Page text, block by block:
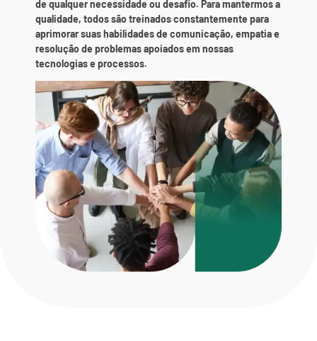
de qualquer necessidade ou desafio. Para mantermos a
qualidade, todos são treinados constantemente para
aprimorar suas habilidades de comunicação, empatia e
resolução de problemas apoiados em nossas
tecnologias e processos.